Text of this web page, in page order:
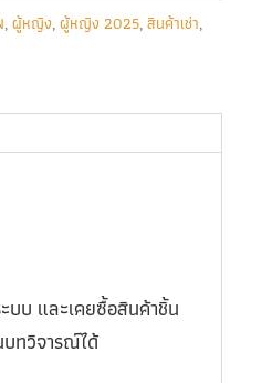
,ผู้หญิง,ผู้หญิง 2025,สินค้าเช่า,
บบ และเคยซื้อสินค้าชิ้น
บทวิจารณ์ได้